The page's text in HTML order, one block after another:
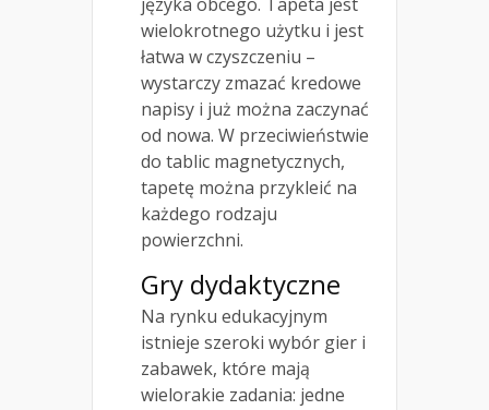
wielokrotnego użytku i jest
łatwa w czyszczeniu –
wystarczy zmazać kredowe
napisy i już można zaczynać
od nowa. W przeciwieństwie
do tablic magnetycznych,
tapetę można przykleić na
każdego rodzaju
powierzchni.
Gry dydaktyczne
Na rynku edukacyjnym
istnieje szeroki wybór gier i
zabawek, które mają
wielorakie zadania: jedne